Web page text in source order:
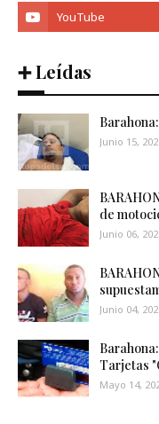
➕ Leídas
Junio 15,
de
Junio 06,
Junio 04,
Tarjetas
Mayo 14,